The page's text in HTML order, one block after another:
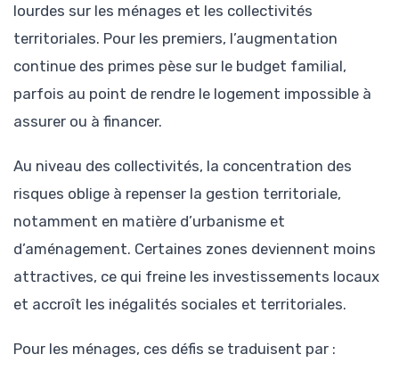
lourdes sur les ménages et les collectivités
territoriales. Pour les premiers, l’augmentation
continue des primes pèse sur le budget familial,
parfois au point de rendre le logement impossible à
assurer ou à financer.
Au niveau des collectivités, la concentration des
risques oblige à repenser la gestion territoriale,
notamment en matière d’urbanisme et
d’aménagement. Certaines zones deviennent moins
attractives, ce qui freine les investissements locaux
et accroît les inégalités sociales et territoriales.
Pour les ménages, ces défis se traduisent par :